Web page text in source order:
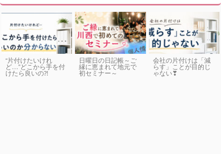
“片付けたいけれ
ど…”どこから手を付
けたら良いの⁈
日曜日の日記帳～ご
縁に恵まれて地元で
初セミナー～
会社の片付けは「減
らす」ことが目的じ
ゃない❣